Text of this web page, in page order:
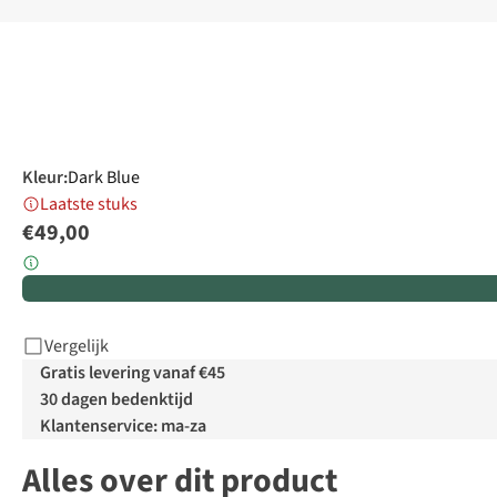
Kleur:Dark Blue
Laatste stuks
€49,00
Vergelijk
Gratis levering vanaf €45
30 dagen bedenktijd
Klantenservice: ma-za
Alles over dit product